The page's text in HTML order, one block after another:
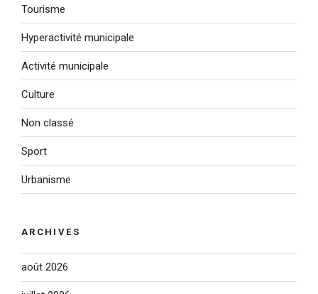
Tourisme
Hyperactivité municipale
Activité municipale
Culture
Non classé
Sport
Urbanisme
ARCHIVES
août 2026